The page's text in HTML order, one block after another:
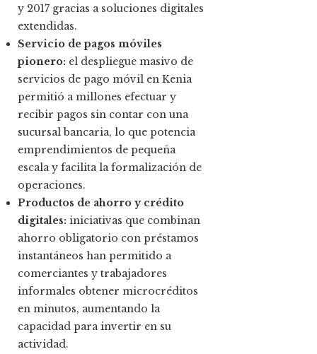
y 2017 gracias a soluciones digitales
extendidas.
Servicio de pagos móviles
pionero: el despliegue masivo de
servicios de pago móvil en Kenia
permitió a millones efectuar y
recibir pagos sin contar con una
sucursal bancaria, lo que potencia
emprendimientos de pequeña
escala y facilita la formalización de
operaciones.
Productos de ahorro y crédito
digitales: iniciativas que combinan
ahorro obligatorio con préstamos
instantáneos han permitido a
comerciantes y trabajadores
informales obtener microcréditos
en minutos, aumentando la
capacidad para invertir en su
actividad.